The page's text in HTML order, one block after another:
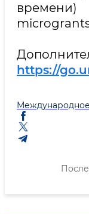
времени)
https://